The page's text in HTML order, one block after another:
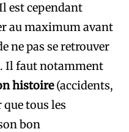
est cependant
au maximum avant
ne pas se retrouver
Il faut notamment
histoire(accidents,
que tous les
bon